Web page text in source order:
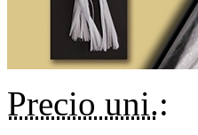
Precio uni.: